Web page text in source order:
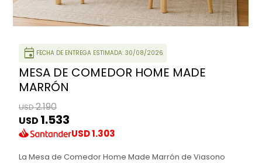
event FECHA DE ENTREGA ESTIMADA: 30/08/2026
MESA DE COMEDOR HOME MADE
MARRÓN
USD2.190
USD 1.533
USD1.303
La Mesa de Comedor Home Made Marrón de Viasono